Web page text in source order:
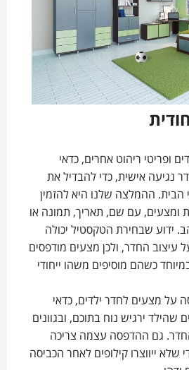
ופריטי ריהוט אחרים, כדאי
נגיעה אישית, כדי להבדיל את
ההמלצה שלנו היא להזמין
ומצעים, עם שם, תאריך, תמונה או
ידוע שבחירת הטקסטיל יכולה
החדר, ולכן מצעים מודפסים
כשהם מוסיפים משהו ייחודי
על מצעים לחדר ילדים, כדאי
שהילד ירגיש נוח בתוכם, ובגוונים
גם ההדפסה עצמה צריכה
שלא ייווצרו קילופים לאחר הכביסה